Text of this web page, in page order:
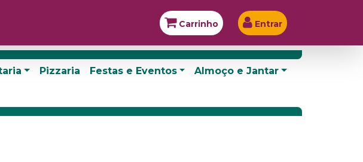
Carrinho Entrar
Pizzaria Festas e Eventos Almoço e Jantar